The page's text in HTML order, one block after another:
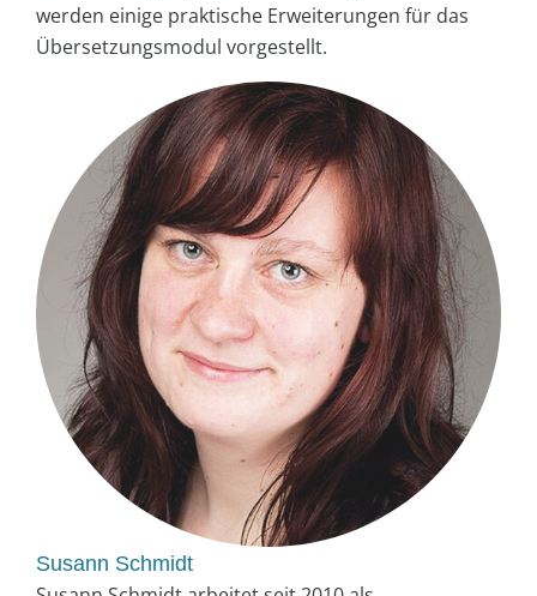
werden einige praktische Erweiterungen für das
Übersetzungsmodul vorgestellt.
Susann Schmidt